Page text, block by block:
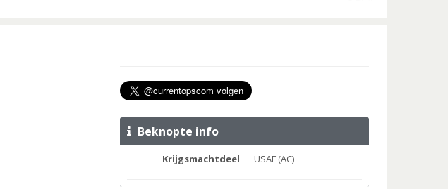
Beknopte info
Krijgsmachtdeel USAF (AC)